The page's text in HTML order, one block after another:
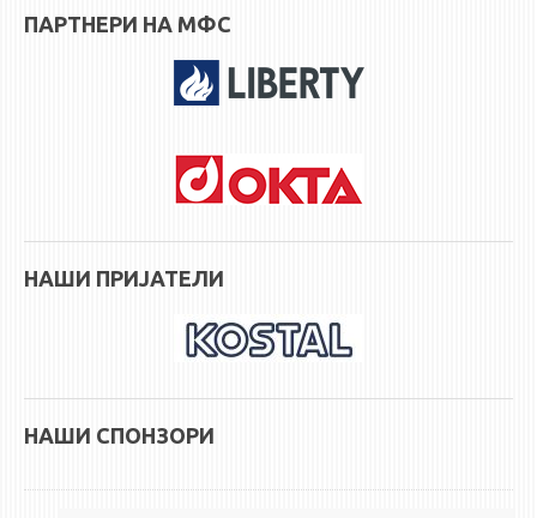
СТИПЕНДИИ/ПРАКСИ
ПАРТНЕРИ НА МФС
НАШИ ПРИЈАТЕЛИ
НАШИ СПОНЗОРИ